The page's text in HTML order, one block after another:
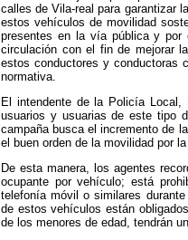
calles de Vila-real para garantizar
estos vehículos de movilidad
presentes en la vía pública y por
circulación con el fin de mejorar
estos conductores y conductoras
normativa.
El intendente de la Policía Local,
usuarios y usuarias de este tipo
campaña busca el incremento de
el buen orden de la movilidad por
De esta manera, los agentes
ocupante por vehículo; está
telefonía móvil o similares
de estos vehículos están
de los menores de edad, tendrán